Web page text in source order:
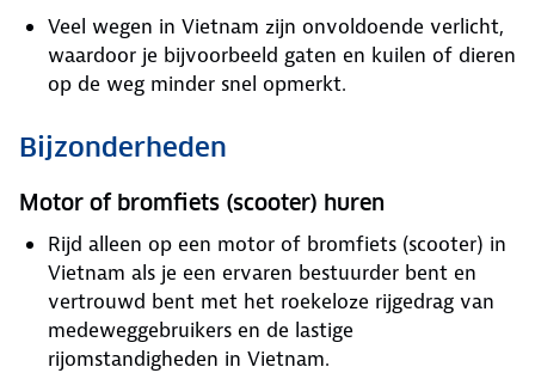
Veel wegen in Vietnam zijn onvoldoende verlicht,
waardoor je bijvoorbeeld gaten en kuilen of dieren
op de weg minder snel opmerkt.
Bijzonderheden
Motor of bromfiets (scooter) huren
Rijd alleen op een motor of bromfiets (scooter) in
Vietnam als je een ervaren bestuurder bent en
vertrouwd bent met het roekeloze rijgedrag van
medeweggebruikers en de lastige
rijomstandigheden in Vietnam.